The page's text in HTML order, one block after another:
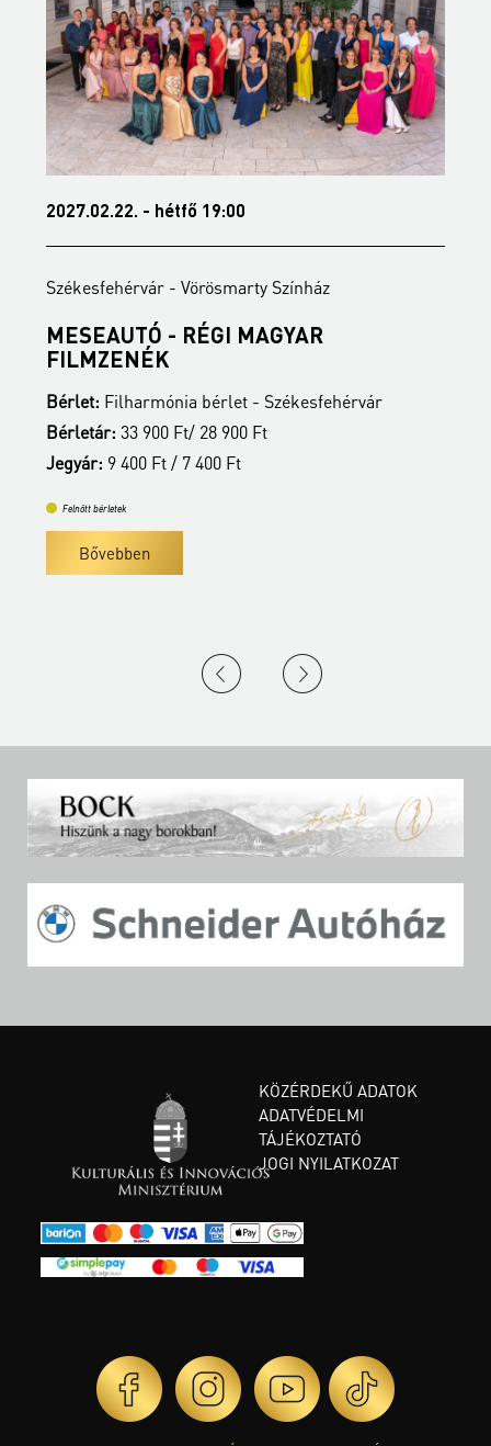
2027.02.22. - hétfő 19:00
Székesfehérvár - Vörösmarty Színház
MESEAUTÓ - RÉGI MAGYAR
FILMZENÉK
Bérlet: Filharmónia bérlet - Székesfehérvár
Bérletár: 33 900 Ft/ 28 900 Ft
Jegyár: 9 400 Ft / 7 400 Ft
Felnőtt bérletek
Bővebben
KÖZÉRDEKŰ ADATOK
ADATVÉDELMI
TÁJÉKOZTATÓ
JOGI NYILATKOZAT